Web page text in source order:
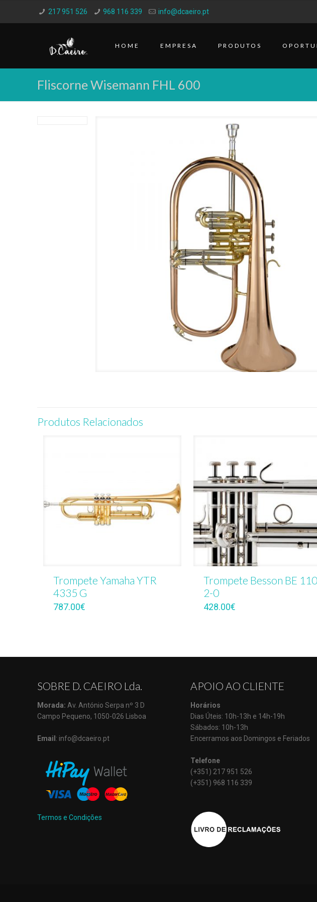
217 951 526 968 116 339 info@dcaeiro.pt
HOME EMPRESA PRODUTOS
Fliscorne Wisemann FHL 600
Produtos Relacionados
Trompete Yamaha YTR
4335 G
787.00€
Trompete Besson BE
2-0
428.00€
SOBRE D. CAEIRO Lda.
Morada: Av. António Serpa nº 3 D
Campo Pequeno, 1050-026 Lisboa
Email : info@dcaeiro.pt
Termos e Condições
APOIO AO CLIENTE
Horários
Dias Úteis: 10h-13h e 14h-19h
Sábados: 10h-13h
Encerramos aos Domingos e Feriados
Telefone
(+351) 217 951 526
(+351) 968 116 339